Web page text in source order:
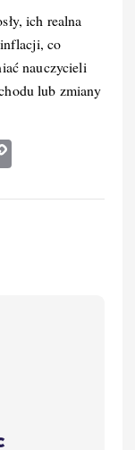
ich realna
co
nauczycieli
lub zmiany
p